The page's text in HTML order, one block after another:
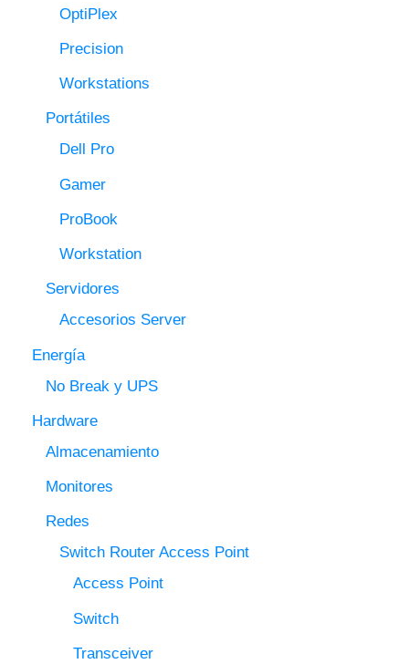
OptiPlex
Precision
Workstations
Portátiles
Dell Pro
Gamer
ProBook
Workstation
Servidores
Accesorios Server
Energía
No Break y UPS
Hardware
Almacenamiento
Monitores
Redes
Switch Router Access Point
Access Point
Switch
Transceiver